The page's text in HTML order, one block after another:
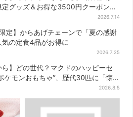
定グッズ＆お得な3500円クーポン付
2026.7.14
限定】からあげチェーンで「夏の感謝
気の定食4品がお得に
2026.7.25
ら】どの世代？マクドのハッピーセ
ケモンおもちゃ”、歴代30匹に「懐
2026.8.5